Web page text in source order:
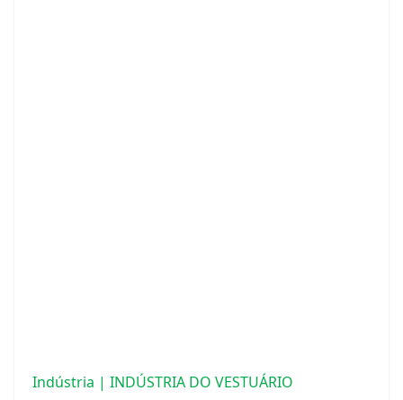
Indústria | INDÚSTRIA DO VESTUÁRIO